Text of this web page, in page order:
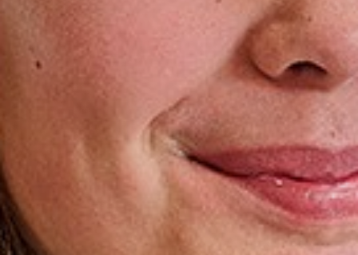
Leerlingen
Begeleiding en ondersteuning
Laden...